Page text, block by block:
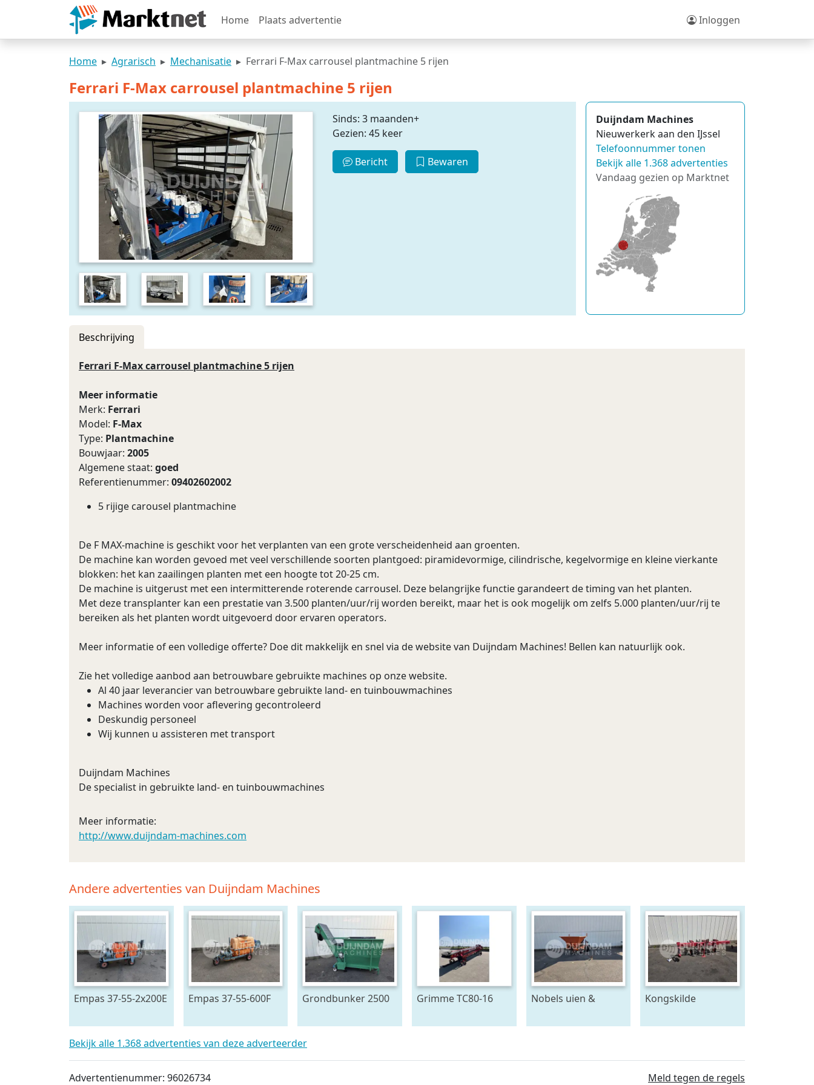
Home Plaats advertentie Inloggen
Home Agrarisch Mechanisatie Ferrari F-Max carrousel plantmachine 5 rijen
Ferrari F-Max carrousel plantmachine 5 rijen
Sinds: 3 maanden+
Gezien: 45 keer
Bericht Bewaren
Duijndam Machines
Nieuwerkerk aan den IJssel
Telefoonnummer tonen
Bekijk alle 1.368 advertenties
Vandaag gezien op Marktnet
Beschrijving
Ferrari F-Max carrousel plantmachine 5 rijen
Meer informatie
Merk: Ferrari
Model: F-Max
Type: Plantmachine
Bouwjaar: 2005
Algemene staat: goed
Referentienummer: 09402602002
5 rijige carousel plantmachine
De F MAX-machine is geschikt voor het verplanten van een grote verscheidenheid aan groenten.
De machine kan worden gevoed met veel verschillende soorten plantgoed: piramidevormige, cilindrische, kegelvormige en kleine vierkante
blokken: het kan zaailingen planten met een hoogte tot 20-25 cm.
De machine is uitgerust met een intermitterende roterende carrousel. Deze belangrijke functie garandeert de timing van het planten.
Met deze transplanter kan een prestatie van 3.500 planten/uur/rij worden bereikt, maar het is ook mogelijk om zelfs 5.000 planten/uur/rij te
bereiken als het planten wordt uitgevoerd door ervaren operators.
Meer informatie of een volledige offerte? Doe dit makkelijk en snel via de website van Duijndam Machines! Bellen kan natuurlijk ook.
Zie het volledige aanbod aan betrouwbare gebruikte machines op onze website.
Al 40 jaar leverancier van betrouwbare gebruikte land- en tuinbouwmachines
Machines worden voor aflevering gecontroleerd
Deskundig personeel
Wij kunnen u assisteren met transport
Duijndam Machines
De specialist in gebruikte land- en tuinbouwmachines
Meer informatie:
http://www.duijndam-machines.com
Andere advertenties van Duijndam Machines
Empas 37-55-2x200E
geveerde haspel
Empas 37-55-600F
Grondbunker 2500
Grimme TC80-16
Nobels uien &
4 rijen, voor 120 cm
Kongskilde
Bekijk alle 1.368 advertenties van deze adverteerder
Advertentienummer: 96026734 Meld tegen de regels